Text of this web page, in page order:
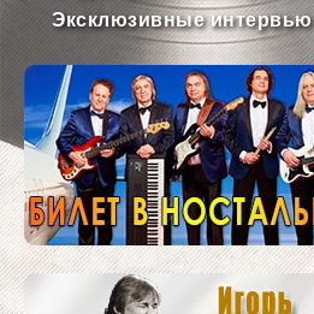
Эксклюзивные интервью